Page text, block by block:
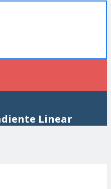
Linear